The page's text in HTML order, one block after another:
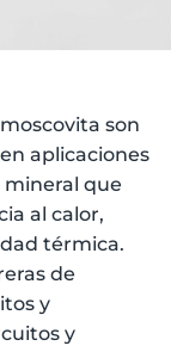
son
aplicaciones
mineral que
al calor,
térmica.
de
y
y